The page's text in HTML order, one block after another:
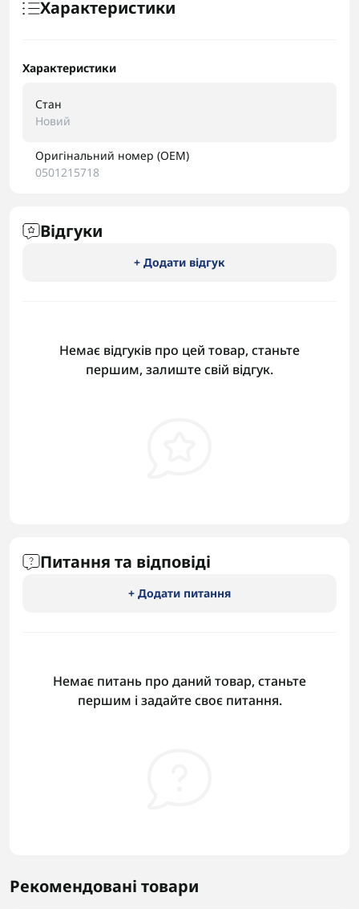
Характеристики
Характеристики
Стан
Новий
Оригінальний номер (OEM)
0501215718
Відгуки
+ Додати відгук
Немає відгуків про цей товар, станьте
першим, залиште свій відгук.
Питання та відповіді
+ Додати питання
Немає питань про даний товар, станьте
першим і задайте своє питання.
Рекомендовані товари